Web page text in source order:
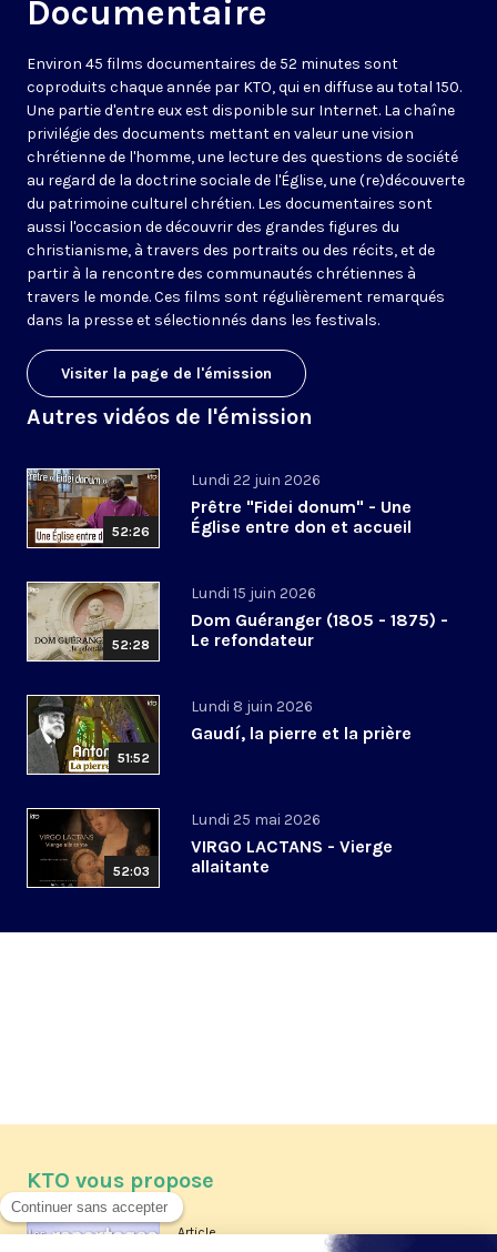
Documentaire
Environ 45 films documentaires de 52 minutes sont
coproduits chaque année par KTO, qui en diffuse au total 150.
Une partie d'entre eux est disponible sur Internet. La chaîne
privilégie des documents mettant en valeur une vision
chrétienne de l'homme, une lecture des questions de société
au regard de la doctrine sociale de l'Église, une (re)découverte
du patrimoine culturel chrétien. Les documentaires sont
aussi l'occasion de découvrir des grandes figures du
christianisme, à travers des portraits ou des récits, et de
partir à la rencontre des communautés chrétiennes à
travers le monde. Ces films sont régulièrement remarqués
dans la presse et sélectionnés dans les festivals.
Visiter la page de l'émission
Autres vidéos de l'émission
52:26
Lundi 22 juin 2026
Prêtre "Fidei donum" - Une
Église entre don et accueil
52:28
Lundi 15 juin 2026
Dom Guéranger (1805 - 1875) -
Le refondateur
51:52
Lundi 8 juin 2026
Gaudí, la pierre et la prière
52:03
Lundi 25 mai 2026
VIRGO LACTANS - Vierge
allaitante
KTO vous propose
Article